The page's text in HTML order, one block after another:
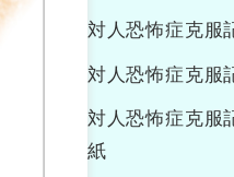
対人恐怖症克
対人恐怖症克
対人恐怖症克
紙